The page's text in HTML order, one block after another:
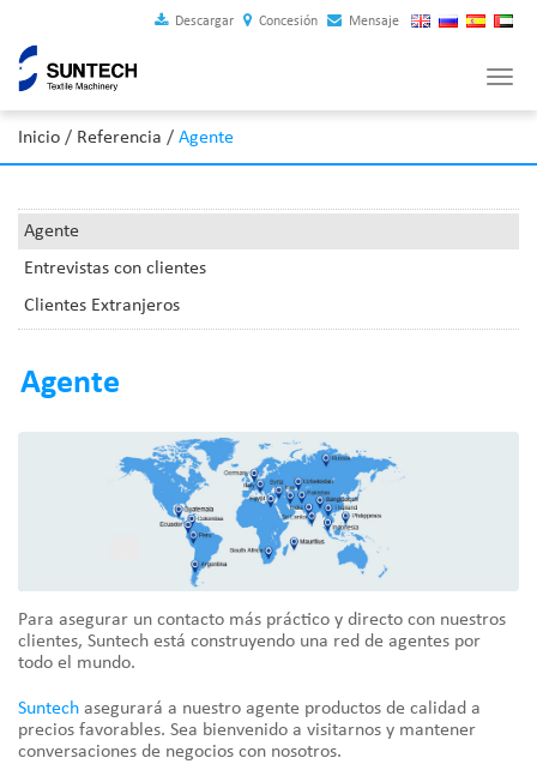
Descargar Concesión Mensaje
Inicio / Referencia / Agente
Agente
Entrevistas con clientes
Clientes Extranjeros
Agente
Para asegurar un contacto más práctico y directo con nuestros
clientes, Suntech está construyendo una red de agentes por
todo el mundo.
Suntech asegurará a nuestro agente productos de calidad a
precios favorables. Sea bienvenido a visitarnos y mantener
conversaciones de negocios con nosotros.